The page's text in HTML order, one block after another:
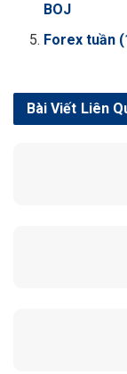
BOJ
Forex tuần
Liên
Bài Viết